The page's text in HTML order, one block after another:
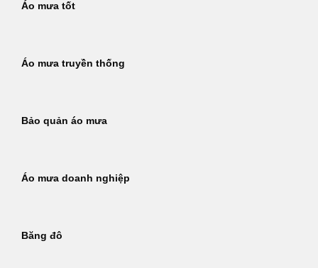
Áo mưa tốt
Áo mưa truyền thống
Bảo quản áo mưa
Áo mưa doanh nghiệp
Băng đô